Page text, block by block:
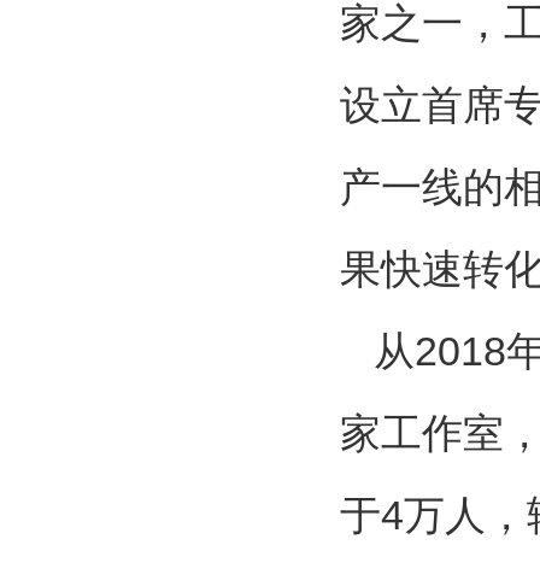
家之一，
设立首席
产一线的
果快速转
从2018
家工作室
于4万人，